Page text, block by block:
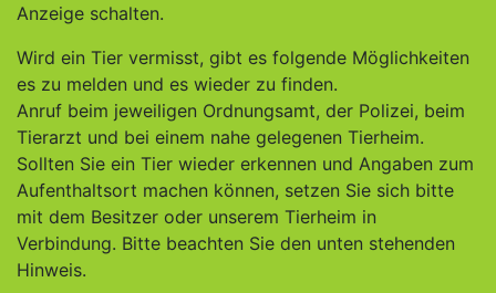
Anzeige schalten.
Wird ein Tier vermisst, gibt es folgende Möglichkeiten
es zu melden und es wieder zu finden.
Anruf beim jeweiligen Ordnungsamt, der Polizei, beim
Tierarzt und bei einem nahe gelegenen Tierheim.
Sollten Sie ein Tier wieder erkennen und Angaben zum
Aufenthaltsort machen können, setzen Sie sich bitte
mit dem Besitzer oder unserem Tierheim in
Verbindung. Bitte beachten Sie den unten stehenden
Hinweis.